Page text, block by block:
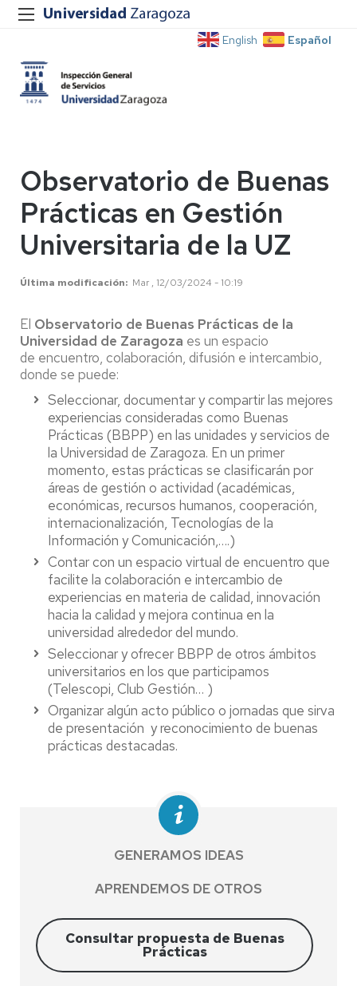
English Español
Observatorio de Buenas
Prácticas en Gestión
Universitaria de la UZ
Última modificación Mar , 12/03/2024 - 10:19
El Observatorio de Buenas Prácticas de la
Universidad de Zaragoza es un espacio
de encuentro, colaboración, difusión e intercambio,
donde se puede:
Seleccionar, documentar y compartir las mejores
experiencias consideradas como Buenas
Prácticas (BBPP) en las unidades y servicios de
la Universidad de Zaragoza. En un primer
momento, estas prácticas se clasificarán por
áreas de gestión o actividad (académicas,
económicas, recursos humanos, cooperación,
internacionalización, Tecnologías de la
Información y Comunicación,….)
Contar con un espacio virtual de encuentro que
facilite la colaboración e intercambio de
experiencias en materia de calidad, innovación
hacia la calidad y mejora continua en la
universidad alrededor del mundo.
Seleccionar y ofrecer BBPP de otros ámbitos
universitarios en los que participamos
(Telescopi, Club Gestión… )
Organizar algún acto público o jornadas que sirva
de presentación y reconocimiento de buenas
prácticas destacadas.
GENERAMOS IDEAS
APRENDEMOS DE OTROS
Consultar propuesta de Buenas
Prácticas